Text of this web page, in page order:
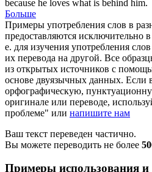
because he loves what is behind him.
Больше
Примеры употребления слов в
предоставляются исключительно
е. для изучения употребления
их перевода на другой. Все
из открытых источников с
основе двуязычных данных. Если
орфографическую,
оригинале или переводе,
проблеме" или напишите нам
Ваш текст переведен частично.
Вы можете переводить не более
Примеры использования и